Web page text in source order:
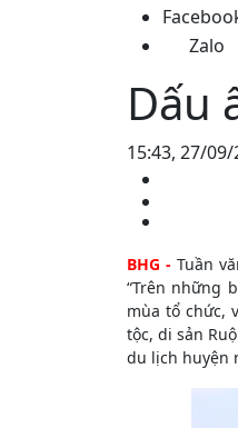
Zalo
Dấu
15:43, 27/
BHG - Tuần
“Trên những
mùa tổ chức,
tộc, di sản
du lịch huyện